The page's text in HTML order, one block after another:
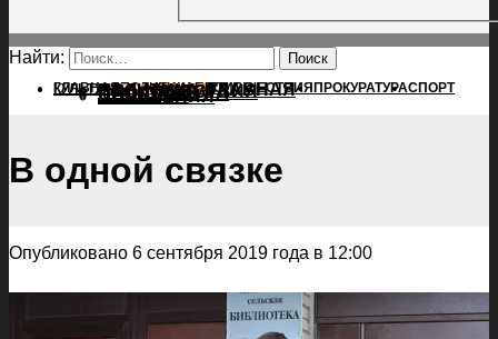
Найти:
ГЛАВНАЯПОЛИТИКАПРОИСШЕСТВИЯ ПРОКУРАТУРАСПОРТ
КУЛЬТУРАПОСЕЛЕНИЯГЛАВНАЯ
ПОЛИТИКА
ПРОИСШЕСТВИЯ
ПРОКУРАТУРА
СПОРТ
КУЛЬТУРА
ПОСЕЛЕНИЯ
В одной связке
Опубликовано 6 сентября 2019 года в 12:00